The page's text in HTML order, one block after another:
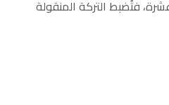
فتُضبط التركة المنقولة